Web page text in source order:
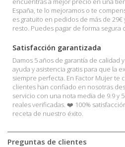
España, te lo mejoramos o te
es gratuito en pedidos de más de
resto. Puedes pagar de forma
Satisfacción garantizada
Damos 5 años de garantía de calidad
ayuda y asistencia gratis para que la
siempre perfecta. En Factor Mujer te
clientes han confiado en nosotras
servicio con una nota media de 9.9 y
reales verificadas. ❤️ 100%
receta de nuestro éxito.
Preguntas de clientes